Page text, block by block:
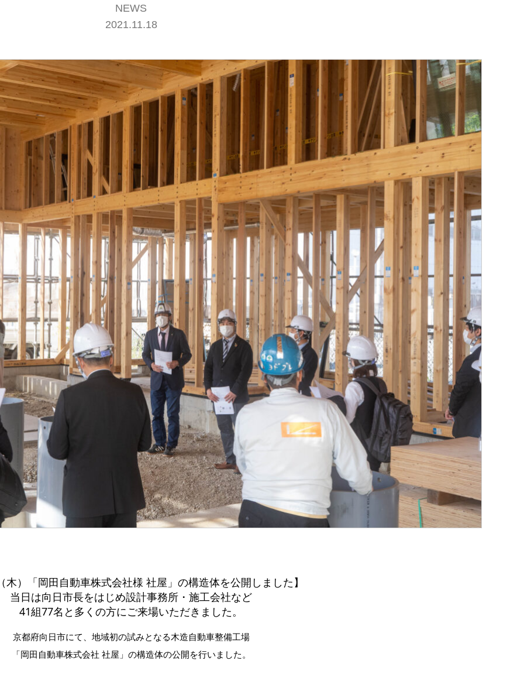
NEWS
2021.11.18
木）「岡田自動車株式会社様 社屋」の構造体を公開しました】
当日は向日市長をはじめ設計事務所・施工会社など
41組77名と多くの方にご来場いただきました。
京都府向日市にて、地域初の試みとなる木造自動車整備工場
「岡田自動車株式会社 社屋」の構造体の公開を行いました。